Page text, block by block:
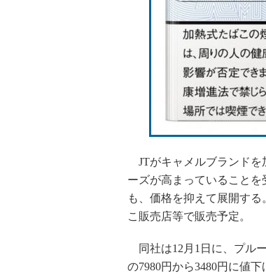
JTがキャメルブランドを
ーズが高まっていることを
も、価格を抑えて展開す
こ販売店等で販売予定。
同社は12月1日に、プル
の7980円から3480円に値